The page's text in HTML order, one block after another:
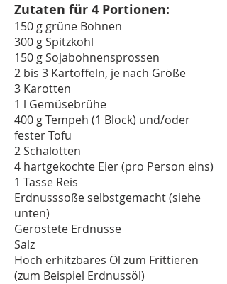
Zutaten für 4 Portionen:
150 g grüne Bohnen
300 g Spitzkohl
150 g Sojabohnensprossen
2 bis 3 Kartoffeln, je nach Größe
3 Karotten
1 l Gemüsebrühe
400 g Tempeh (1 Block) und/oder
fester Tofu
2 Schalotten
4 hartgekochte Eier (pro Person eins)
1 Tasse Reis
Erdnusssoße selbstgemacht (siehe
unten)
Geröstete Erdnüsse
Salz
Hoch erhitzbares Öl zum Frittieren
(zum Beispiel Erdnussöl)